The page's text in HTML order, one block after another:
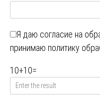
Я даю согласие на
принимаю политику
10+10=